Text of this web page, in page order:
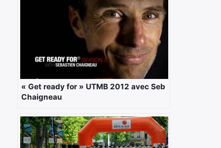
« Get ready for » UTMB 2012 avec Seb
Chaigneau